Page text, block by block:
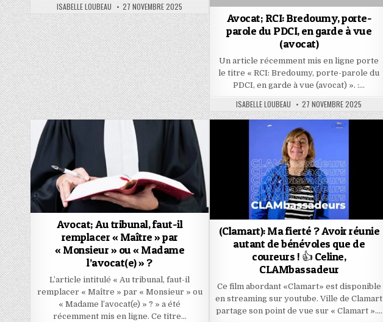
AUTHOR:
ISABELLE LOUBEAU PUBLISHED
DATE:
27 NOVEMBRE 2025
Avocat; RCI: Bredoumy, porte-
parole du PDCI, en garde à vue
(avocat)
Un article récemment mis en ligne porte
le titre « RCI: Bredoumy, porte-parole du
PDCI, en garde à vue (avocat) ». :…
AUTHOR:
ISABELLE LOUBEAU PUBLISHED
DATE:
27 NOVEMBRE 2025
Avocat; Au tribunal, faut-il
remplacer « Maître » par
« Monsieur » ou « Madame
l’avocat(e) » ?
L’article intitulé « Au tribunal, faut-il
remplacer « Maître » par « Monsieur » ou
« Madame l’avocat(e) » ? » a été
récemment mis en ligne. Ce titre…
(Clamart): Ma fierté ? Avoir réunie
autant de bénévoles que de
coureurs ! 👍 Celine,
CLAMbassadeur
Ce film abordant «Clamart» est disponible
en streaming sur youtube. Ville de Clamart
partage son point de vue sur « Clamart »….